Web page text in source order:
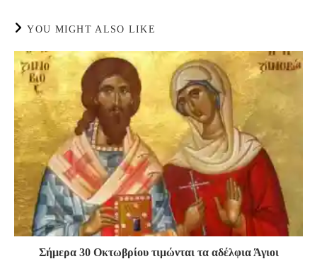
YOU MIGHT ALSO LIKE
Σήμερα 30 Οκτωβρίου τιμώνται τα αδέλφια Άγιοι